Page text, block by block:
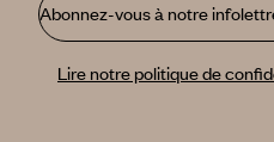
Abonnez-vous à notre
Lire notre politique de